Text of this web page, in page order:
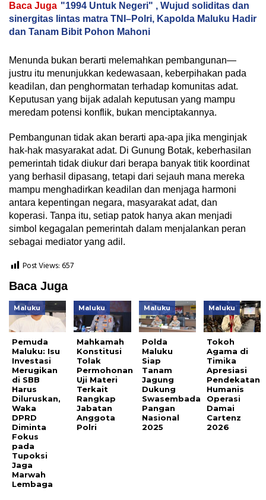
Baca Juga "1994 Untuk Negeri" , Wujud soliditas dan
sinergitas lintas matra TNI–Polri, Kapolda Maluku Hadir
dan Tanam Bibit Pohon Mahoni
Menunda bukan berarti melemahkan pembangunan—
justru itu menunjukkan kedewasaan, keberpihakan pada
keadilan, dan penghormatan terhadap komunitas adat.
Keputusan yang bijak adalah keputusan yang mampu
meredam potensi konflik, bukan menciptakannya.
Pembangunan tidak akan berarti apa-apa jika menginjak
hak-hak masyarakat adat. Di Gunung Botak, keberhasilan
pemerintah tidak diukur dari berapa banyak titik koordinat
yang berhasil dipasang, tetapi dari sejauh mana mereka
mampu menghadirkan keadilan dan menjaga harmoni
antara kepentingan negara, masyarakat adat, dan
koperasi. Tanpa itu, setiap patok hanya akan menjadi
simbol kegagalan pemerintah dalam menjalankan peran
sebagai mediator yang adil.
Post Views:657
Baca Juga
Maluku
Pemuda
Maluku: Isu
Investasi
Merugikan
di SBB
Harus
Diluruskan,
Waka
DPRD
Diminta
Fokus
pada
Tupoksi
Jaga
Marwah
Lembaga
Maluku
Mahkamah
Konstitusi
Tolak
Permohonan
Uji Materi
Terkait
Rangkap
Jabatan
Anggota
Polri
Maluku
Polda
Maluku
Siap
Tanam
Jagung
Dukung
Swasembada
Pangan
Nasional
2025
Maluku
Tokoh
Agama di
Timika
Apresiasi
Pendekatan
Humanis
Operasi
Damai
Cartenz
2026